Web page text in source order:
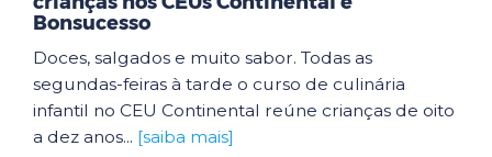
Bonsucesso
Doces, salgados e muito sabor. Todas as
segundas-feiras à tarde o curso de culinária
infantil no CEU Continental reúne crianças de oito
a dez anos... [saiba mais]